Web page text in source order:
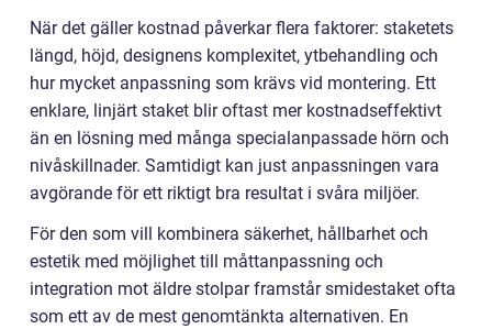
När det gäller kostnad påverkar flera faktorer: staketets
längd, höjd, designens komplexitet, ytbehandling och
hur mycket anpassning som krävs vid montering. Ett
enklare, linjärt staket blir oftast mer kostnadseffektivt
än en lösning med många specialanpassade hörn och
nivåskillnader. Samtidigt kan just anpassningen vara
avgörande för ett riktigt bra resultat i svåra miljöer.
För den som vill kombinera säkerhet, hållbarhet och
estetik med möjlighet till måttanpassning och
integration mot äldre stolpar framstår smidestaket ofta
som ett av de mest genomtänkta alternativen. En